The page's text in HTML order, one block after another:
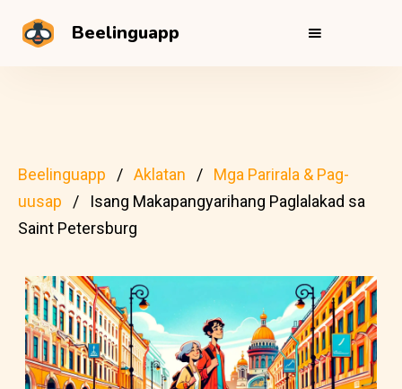
Beelinguapp
Beelinguapp Aklatan
Mga Parirala & Pag-
uusap
Isang Makapangyarihang Paglalakad sa
Saint Petersburg